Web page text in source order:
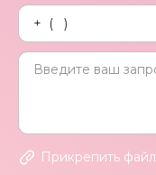
Прикрепить файл